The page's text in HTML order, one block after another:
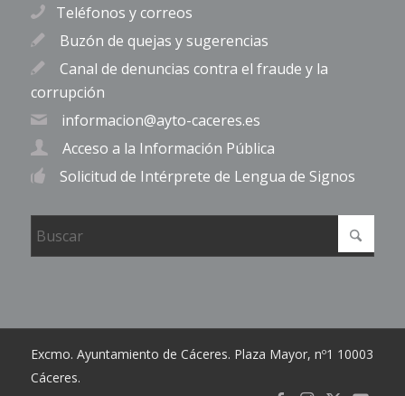
Teléfonos y correos
Buzón de quejas y sugerencias
Canal de denuncias contra el fraude y la
corrupción
informacion@ayto-caceres.es
Acceso a la Información Pública
Solicitud de Intérprete de Lengua de Signos
Excmo. Ayuntamiento de Cáceres. Plaza Mayor, nº1 10003
Cáceres.